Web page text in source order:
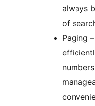
always
of
Paging